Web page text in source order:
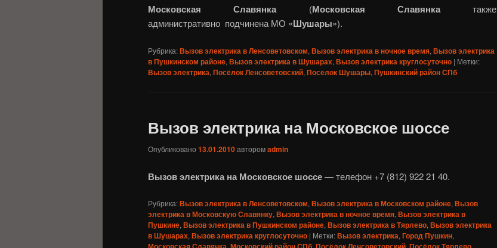
Московская Славянка(Московская Славянкатакже
административно подчинена МО «Шушары»).
Рубрика:Вызов электрика в Ленсоветовском, Вызов электрика в ночное время, Вызов электрика
в Пушкинском районе, Вызов электрика в Шушарах, Вызов электрика круглосуточно | Метки:
Вызов электрика, Посёлок Ленсоветовский, Посёлок Шушары, Пушкинский район СПб
Вызов электрика на Московское шоссе
Опубликовано 13.01.2010авторомadmin
Вызов электрика на Московское шоссе— телефон +7 (812) 922 21 40.
Рубрика:Вызов электрика в Ленсоветовском, Вызов электрика в Московском районе, Вызов
электрика в Московскую Славянку, Вызов электрика в ночное время, Вызов электрика в
Пушкине, Вызов электрика в Пушкинском районе, Вызов электрика в Тярлево, Вызов электрика
в Шушарах, Вызов электрика круглосуточно | Метки:Вызов электрика, Город Пушкин,
, , , ,